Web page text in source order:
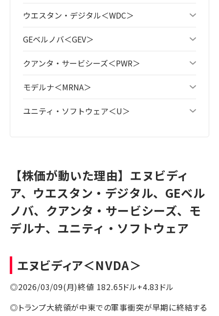
ウエスタン・デジタル＜WDC＞
GEベルノバ＜GEV＞
クアンタ・サービシーズ＜PWR＞
モデルナ＜MRNA＞
ユニティ・ソフトウェア＜U＞
【株価が動いた理由】エヌビディ
ア、ウエスタン・デジタル、GEベル
ノバ、クアンタ・サービシーズ、モ
デルナ、ユニティ・ソフトウェア
エヌビディア＜NVDA＞
◎2026/03/09(月)終値 182.65ドル+4.83ドル
◎トランプ大統領が中東での軍事衝突が早期に終結する